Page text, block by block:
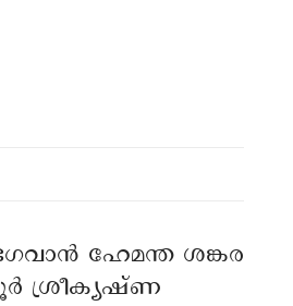
ഹേമന്ത ശങ്കര
ശ്രീക്യഷ്ണ